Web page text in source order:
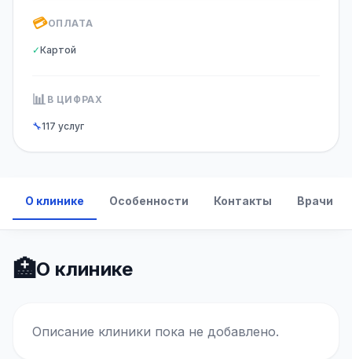
💳ОПЛАТА
✓Картой
📊 В ЦИФРАХ
🔧117 услуг
О клинике Особенности Контакты Врачи
🏥О клинике
Описание клиники пока не добавлено.